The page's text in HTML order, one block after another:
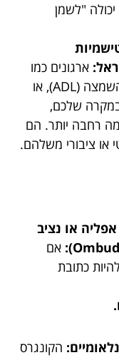
"לשמן
ארגונים כמו
"שורת הדין", הליגה נגד השמצה (ADL), או
במקרה שלכם,
רחבה יותר. הם
או ציבורי משלהם.
או נציב
אם
כתובת
הקונגרס